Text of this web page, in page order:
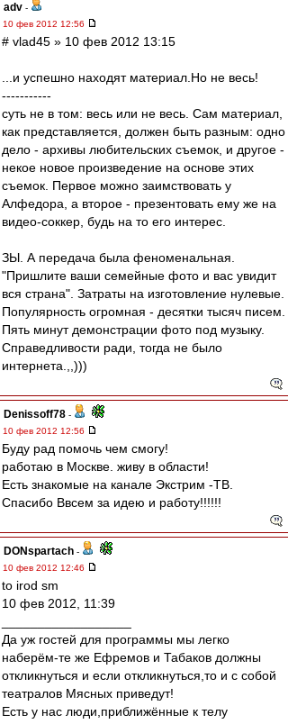
adv -
10 фев 2012 12:56
# vlad45 » 10 фев 2012 13:15
...и успешно находят материал.Но не весь!
-----------
суть не в том: весь или не весь. Сам материал,
как представляется, должен быть разным: одно
дело - архивы любительских съемок, и другое -
некое новое произведение на основе этих
съемок. Первое можно заимствовать у
Алфедора, а второе - презентовать ему же на
видео-соккер, будь на то его интерес.
ЗЫ. А передача была феноменальная.
"Пришлите ваши семейные фото и вас увидит
вся страна". Затраты на изготовление нулевые.
Популярность огромная - десятки тысяч писем.
Пять минут демонстрации фото под музыку.
Справедливости ради, тогда не было
интернета.,,)))
Denissoff78 -
10 фев 2012 12:56
Буду рад помочь чем смогу!
работаю в Москве. живу в области!
Есть знакомые на канале Экстрим -ТВ.
Спасибо Ввсем за идею и работу!!!!!!
DONspartach -
10 фев 2012 12:46
to irod sm
10 фев 2012, 11:39
Да уж гостей для программы мы легко
наберём-те же Ефремов и Табаков должны
откликнуться и если откликнуться,то и с собой
театралов Мясных приведут!
Есть у нас люди,приближённые к телу